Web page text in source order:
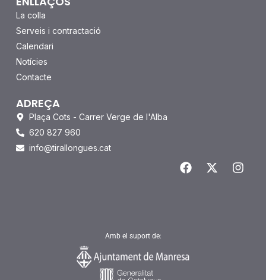
La colla
Serveis i contractació
Calendari
Notícies
Contacte
ADREÇA
Plaça Cots - Carrer Verge de l'Alba
620 827 960
info@tirallongues.cat
F
a
X
-
I
n
Amb el suport de: